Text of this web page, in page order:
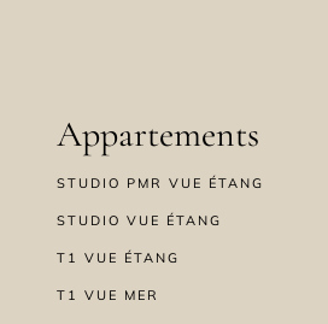
Appartements
STUDIO PMR VUE ÉTANG
STUDIO VUE ÉTANG
T1 VUE ÉTANG
T1 VUE MER